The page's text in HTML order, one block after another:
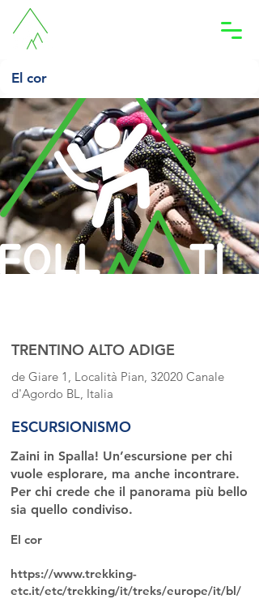
El cor
TRENTINO ALTO ADIGE
de Giare 1, Località Pian, 32020 Canale
d'Agordo BL, Italia
ESCURSIONISMO
Zaini in Spalla! Un’escursione per chi
vuole esplorare, ma anche incontrare.
Per chi crede che il panorama più bello
sia quello condiviso.
El cor
https://www.trekking-
etc.it/etc/trekking/it/treks/europe/it/bl/